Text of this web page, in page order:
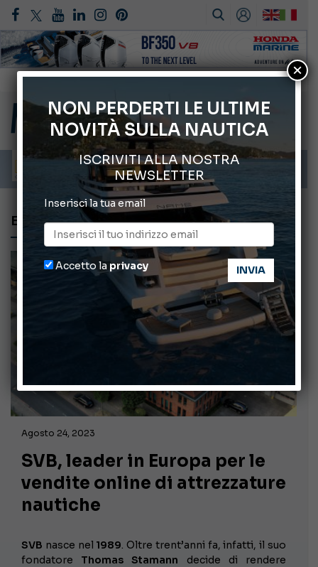
Montecristo Yachting, l’orologio per il diportista
Gommoni Callegari acquisisce Geniuss
66° Salone Nautico Internazionale di Genova
ABOFA 2026: la fiera del mare ad Aqaba
Cannes Yachting Festival 2026: tutte le novità attese a settembre
E-COMMERCE
Agosto 24, 2023
SVB, leader in Europa per le
vendite online di attrezzature
nautiche
SVB nasce nel 1989. Oltre trent’anni fa, infatti, il suo
fondatore Thomas Stamann decide di rendere
NON PERDERTI LE ULTIME
NOVITÀ SULLA NAUTICA
ISCRIVITI ALLA NOSTRA
NEWSLETTER
Inserisci la tua email
Accetto la privacy
×